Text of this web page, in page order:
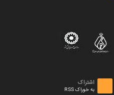
اشتراک
به خوراک RSS